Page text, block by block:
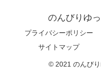
のんびりゆ
プライバシーポリシー
サイトマップ
© 2021 のんびり